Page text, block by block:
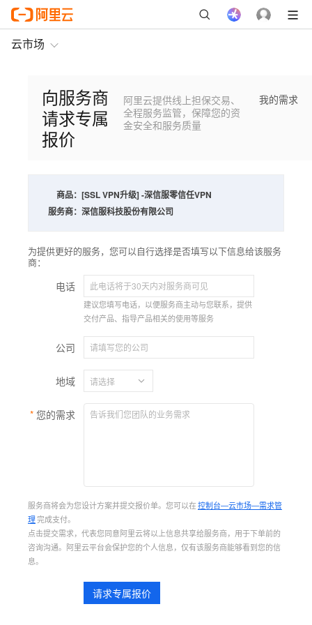
云市场
向服务商
请求专属
报价
阿里云提供线上担保交易、
全程服务监管，保障您的资
金安全和服务质量
我的需求
商品： [SSL VPN升级] -深信服零信任VPN
服务商： 深信服科技股份有限公司
为提供更好的服务，您可以自行选择是否填写以下信息给该服务
商：
电话
建议您填写电话，以便服务商主动与您联系，提供
交付产品、指导产品相关的使用等服务
公司
地域
您的需求
服务商将会为您设计方案并提交报价单。您可以在控制台—云市场—需求管
理完成支付。
点击提交需求，代表您同意阿里云将以上信息共享给服务商，用于下单前的
咨询沟通。阿里云平台会保护您的个人信息，仅有该服务商能够看到您的信
息。
请求专属报价